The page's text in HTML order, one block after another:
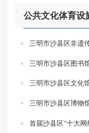
公共文化体育设
三明市沙县区非遗
三明市沙县区图书
三明市沙县区文化
三明市沙县区博物
首届沙县区“十大